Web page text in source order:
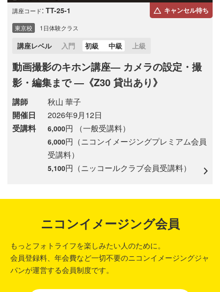
講座コード: TT-25-1 キャンセル待ち
東京校 1日体験クラス
講座レベル 入門 初級 中級 上級
動画撮影のキホン講座― カメラの設定・撮
影・編集まで ―《Z30 貸出あり》
講師
秋山 華子
開催日
2026年9月12日
受講料
6,000円 （一般受講料）
6,000円（ニコンイメージングプレミアム会員
受講料）
5,100円（ニッコールクラブ会員受講料）
ニコンイメージング会員
もっとフォトライフを楽しみたい人のために。
会員登録料、年会費など一切不要のニコンイメージングジャ
パンが運営する会員制度です。